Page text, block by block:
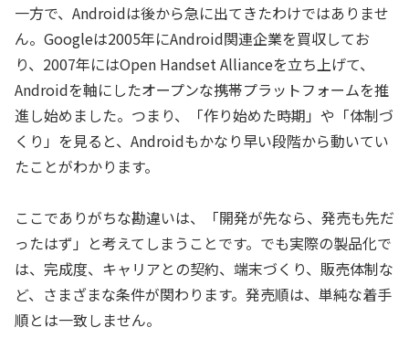
一方で、Androidは後から急に出てきたわけではありませ
ん。Googleは2005年にAndroid関連企業を買収してお
り、2007年にはOpen Handset Allianceを立ち上げて、
Androidを軸にしたオープンな携帯プラットフォームを推
進し始めました。つまり、「作り始めた時期」や「体制づ
くり」を見ると、Androidもかなり早い段階から動いてい
たことがわかります。
ここでありがちな勘違いは、「開発が先なら、発売も先だ
ったはず」と考えてしまうことです。でも実際の製品化で
は、完成度、キャリアとの契約、端末づくり、販売体制な
ど、さまざまな条件が関わります。発売順は、単純な着手
順とは一致しません。